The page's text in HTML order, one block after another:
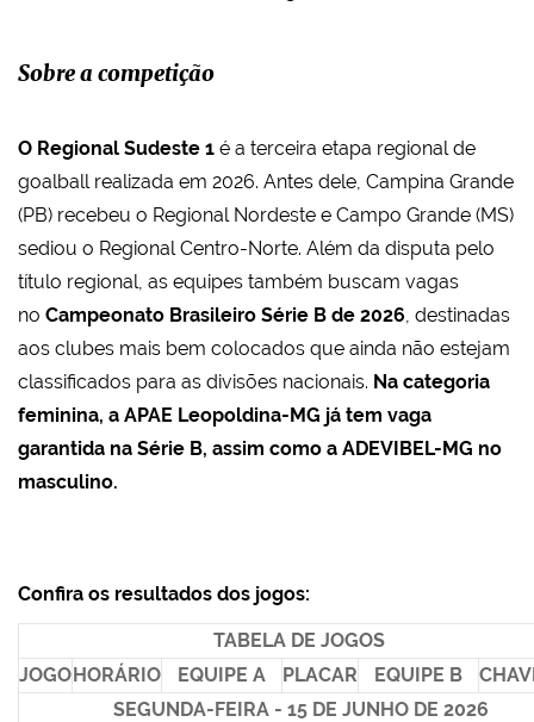
Sobre a competição
O Regional Sudeste 1 é a terceira etapa regional de
goalball realizada em 2026. Antes dele, Campina Grande
(PB) recebeu o Regional Nordeste e Campo Grande (MS)
sediou o Regional Centro-Norte. Além da disputa pelo
título regional, as equipes também buscam vagas
no Campeonato Brasileiro Série B de 2026, destinadas
aos clubes mais bem colocados que ainda não estejam
classificados para as divisões nacionais. Na categoria
feminina, a APAE Leopoldina-MG já tem vaga
garantida na Série B, assim como a ADEVIBEL-MG no
masculino.
Confira os resultados dos jogos:
TABELA DE JOGOS
JOGO HORÁRIO EQUIPE A PLACAR EQUIPE B
SEGUNDA-FEIRA - 15 DE JUNHO DE 2026